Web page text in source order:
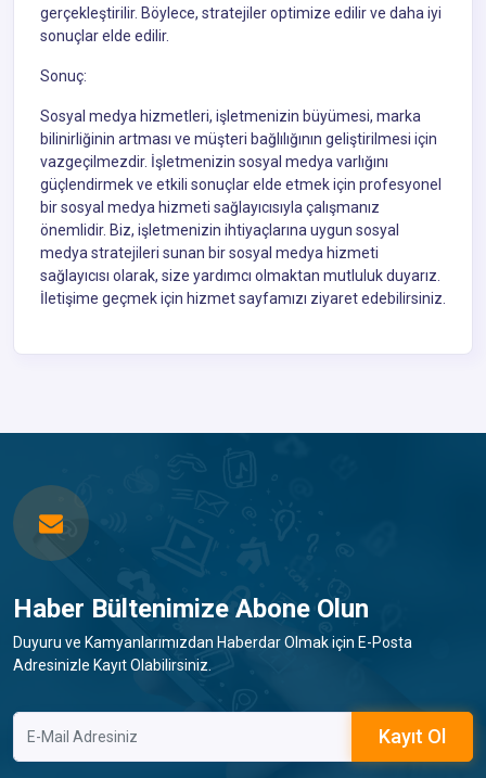
gerçekleştirilir. Böylece, stratejiler optimize edilir ve daha iyi
sonuçlar elde edilir.
Sonuç:
Sosyal medya hizmetleri, işletmenizin büyümesi, marka
bilinirliğinin artması ve müşteri bağlılığının geliştirilmesi için
vazgeçilmezdir. İşletmenizin sosyal medya varlığını
güçlendirmek ve etkili sonuçlar elde etmek için profesyonel
bir sosyal medya hizmeti sağlayıcısıyla çalışmanız
önemlidir. Biz, işletmenizin ihtiyaçlarına uygun sosyal
medya stratejileri sunan bir sosyal medya hizmeti
sağlayıcısı olarak, size yardımcı olmaktan mutluluk duyarız.
İletişime geçmek için hizmet sayfamızı ziyaret edebilirsiniz.
Haber Bültenimize Abone Olun
Duyuru ve Kamyanlarımızdan Haberdar Olmak için E-Posta
Adresinizle Kayıt Olabilirsiniz.
Kayıt Ol